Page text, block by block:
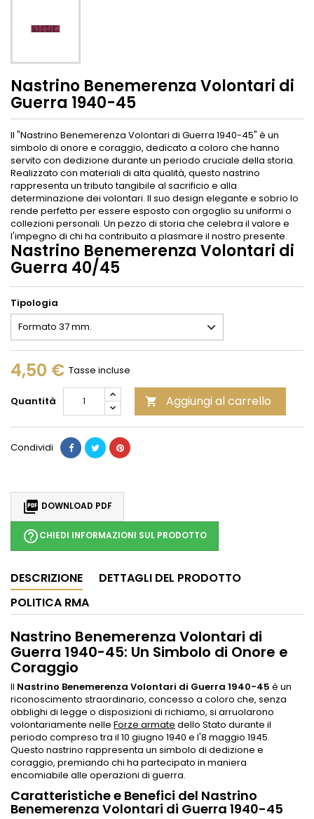
Nastrino Benemerenza Volontari di
Guerra 1940-45
Il "Nastrino Benemerenza Volontari di Guerra 1940-45" è un
simbolo di onore e coraggio, dedicato a coloro che hanno
servito con dedizione durante un periodo cruciale della storia.
Realizzato con materiali di alta qualità, questo nastrino
rappresenta un tributo tangibile al sacrificio e alla
determinazione dei volontari. Il suo design elegante e sobrio lo
rende perfetto per essere esposto con orgoglio su uniformi o
collezioni personali. Un pezzo di storia che celebra il valore e
l'impegno di chi ha contribuito a plasmare il nostro presente.
Nastrino Benemerenza Volontari di
Guerra 40/45
Tipologia
4,50 € Tasse incluse
Quantità  Aggiungi al carrello
Condividi
 DOWNLOAD PDF
help_outlineCHIEDI INFORMAZIONI SUL PRODOTTO
DESCRIZIONE
DETTAGLI DEL PRODOTTO
POLITICA RMA
Nastrino Benemerenza Volontari di
Guerra 1940-45: Un Simbolo di Onore e
Coraggio
Il Nastrino Benemerenza Volontari di Guerra 1940-45 è un
riconoscimento straordinario, concesso a coloro che, senza
obblighi di legge o disposizioni di richiamo, si arruolarono
volontariamente nelle Forze armate dello Stato durante il
periodo compreso tra il 10 giugno 1940 e l'8 maggio 1945.
Questo nastrino rappresenta un simbolo di dedizione e
coraggio, premiando chi ha partecipato in maniera
encomiabile alle operazioni di guerra.
Caratteristiche e Benefici del Nastrino
Benemerenza Volontari di Guerra 1940-45